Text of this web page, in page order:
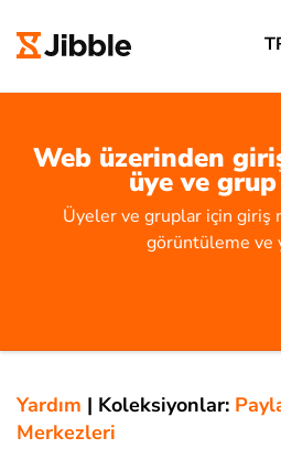
Web üzerinden
üye ve
Üyeler ve gruplar için giriş
görüntüleme ve
Yardım | Koleksiyonlar:
Merkezleri